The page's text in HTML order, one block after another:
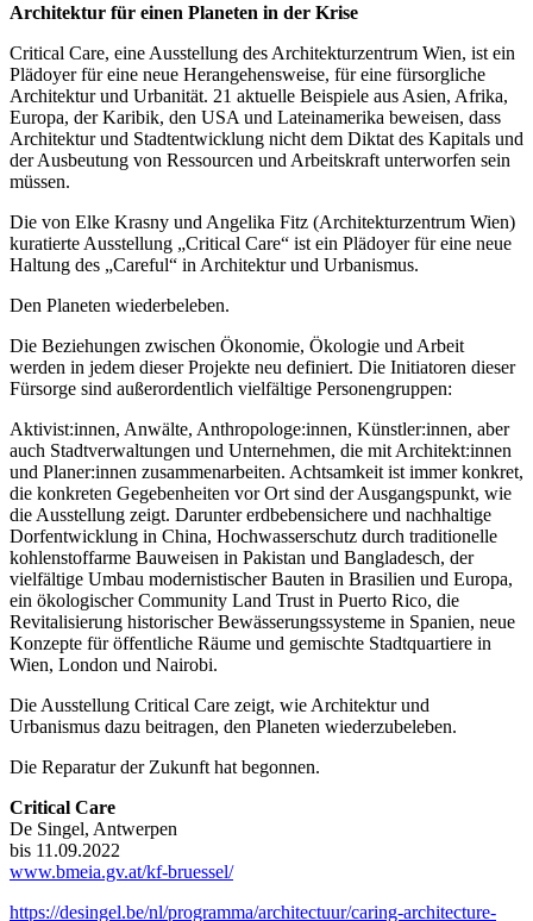
Architektur für einen Planeten in der Krise
Critical Care, eine Ausstellung des Architekturzentrum Wien, ist ein
Plädoyer für eine neue Herangehensweise, für eine fürsorgliche
Architektur und Urbanität. 21 aktuelle Beispiele aus Asien, Afrika,
Europa, der Karibik, den USA und Lateinamerika beweisen, dass
Architektur und Stadtentwicklung nicht dem Diktat des Kapitals und
der Ausbeutung von Ressourcen und Arbeitskraft unterworfen sein
müssen.
Die von Elke Krasny und Angelika Fitz (Architekturzentrum Wien)
kuratierte Ausstellung „Critical Care“ ist ein Plädoyer für eine neue
Haltung des „Careful“ in Architektur und Urbanismus.
Den Planeten wiederbeleben.
Die Beziehungen zwischen Ökonomie, Ökologie und Arbeit
werden in jedem dieser Projekte neu definiert. Die Initiatoren dieser
Fürsorge sind außerordentlich vielfältige Personengruppen:
Aktivist:innen, Anwälte, Anthropologe:innen, Künstler:innen, aber
auch Stadtverwaltungen und Unternehmen, die mit Architekt:innen
und Planer:innen zusammenarbeiten. Achtsamkeit ist immer konkret,
die konkreten Gegebenheiten vor Ort sind der Ausgangspunkt, wie
die Ausstellung zeigt. Darunter erdbebensichere und nachhaltige
Dorfentwicklung in China, Hochwasserschutz durch traditionelle
kohlenstoffarme Bauweisen in Pakistan und Bangladesch, der
vielfältige Umbau modernistischer Bauten in Brasilien und Europa,
ein ökologischer Community Land Trust in Puerto Rico, die
Revitalisierung historischer Bewässerungssysteme in Spanien, neue
Konzepte für öffentliche Räume und gemischte Stadtquartiere in
Wien, London und Nairobi.
Die Ausstellung Critical Care zeigt, wie Architektur und
Urbanismus dazu beitragen, den Planeten wiederzubeleben.
Die Reparatur der Zukunft hat begonnen.
Critical Care
De Singel, Antwerpen
bis 11.09.2022
www.bmeia.gv.at/kf-bruessel/
https://desingel.be/nl/programma/architectuur/caring-architecture-